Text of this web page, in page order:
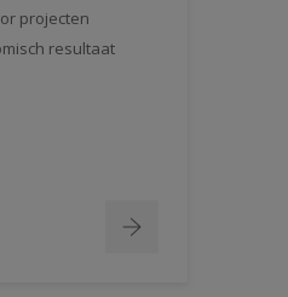
projecten
resultaat